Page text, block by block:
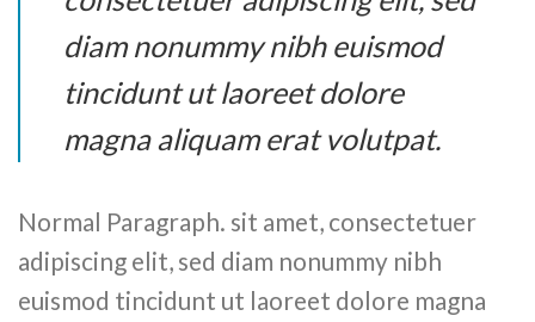
diam nonummy nibh euismod
tincidunt ut laoreet dolore
magna aliquam erat volutpat.
Normal Paragraph. sit amet, consectetuer
adipiscing elit, sed diam nonummy nibh
euismod tincidunt ut laoreet dolore magna